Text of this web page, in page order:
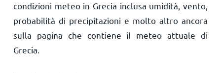
condizioni meteo in Grecia inclusa umidità, vento,
probabilità di precipitazioni e molto altro ancora
sulla pagina che contiene il meteo attuale di
Grecia.